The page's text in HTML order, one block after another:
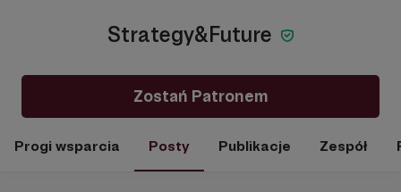
Strategy&Future
Zostań Patronem
Progi wsparcia Posty Publikacje Zespół